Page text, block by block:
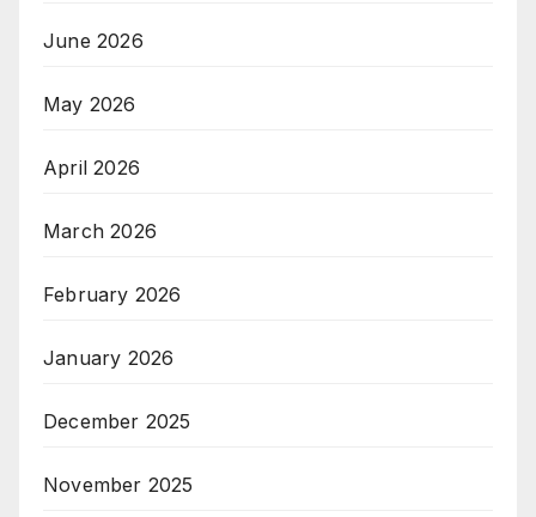
June 2026
May 2026
April 2026
March 2026
February 2026
January 2026
December 2025
November 2025